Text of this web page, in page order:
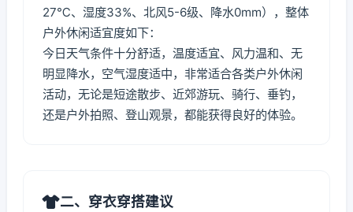
27℃、湿度33%、北风5-6级、降水0mm），整体
户外休闲适宜度如下：
今日天气条件十分舒适，温度适宜、风力温和、无
明显降水，空气湿度适中，非常适合各类户外休闲
活动，无论是短途散步、近郊游玩、骑行、垂钓，
还是户外拍照、登山观景，都能获得良好的体验。
二、穿衣穿搭建议